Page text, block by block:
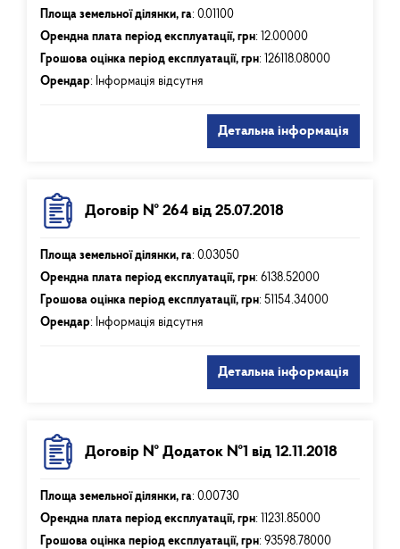
Площа земельної ділянки, га: 0.01100
Орендна плата період експлуатації, грн: 12.00000
Грошова оцінка період експлуатації, грн: 126118.08000
Орендар: Інформація відсутня
Детальна інформація
Договір № 264 від 25.07.2018
Площа земельної ділянки, га: 0.03050
Орендна плата період експлуатації, грн: 6138.52000
Грошова оцінка період експлуатації, грн: 51154.34000
Орендар: Інформація відсутня
Детальна інформація
Договір № Додаток №1 від 12.11.2018
Площа земельної ділянки, га: 0.00730
Орендна плата період експлуатації, грн: 11231.85000
Грошова оцінка період експлуатації, грн: 93598.78000